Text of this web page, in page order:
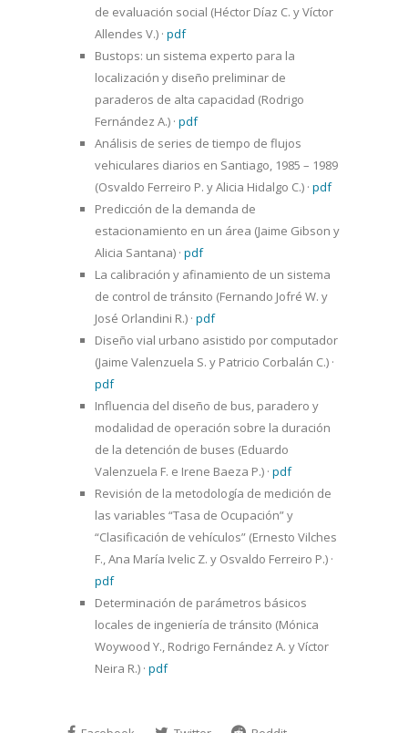
de evaluación social (Héctor Díaz C. y Víctor
Allendes V.) · pdf
Bustops: un sistema experto para la
localización y diseño preliminar de
paraderos de alta capacidad (Rodrigo
Fernández A.) · pdf
Análisis de series de tiempo de flujos
vehiculares diarios en Santiago, 1985 – 1989
(Osvaldo Ferreiro P. y Alicia Hidalgo C.) · pdf
Predicción de la demanda de
estacionamiento en un área (Jaime Gibson y
Alicia Santana) · pdf
La calibración y afinamiento de un sistema
de control de tránsito (Fernando Jofré W. y
José Orlandini R.) · pdf
Diseño vial urbano asistido por computador
(Jaime Valenzuela S. y Patricio Corbalán C.) ·
pdf
Influencia del diseño de bus, paradero y
modalidad de operación sobre la duración
de la detención de buses (Eduardo
Valenzuela F. e Irene Baeza P.) · pdf
Revisión de la metodología de medición de
las variables “Tasa de Ocupación” y
“Clasificación de vehículos” (Ernesto Vilches
F., Ana María Ivelic Z. y Osvaldo Ferreiro P.) ·
pdf
Determinación de parámetros básicos
locales de ingeniería de tránsito (Mónica
Woywood Y., Rodrigo Fernández A. y Víctor
Neira R.) · pdf